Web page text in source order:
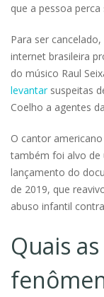
que a pessoa perca
Para ser
internet brasileira
do músico Raul
levantarsuspeitas
Coelho a agentes
O cantor
também foi alvo
lançamento do
de 2019, que
abuso infantil
Quais